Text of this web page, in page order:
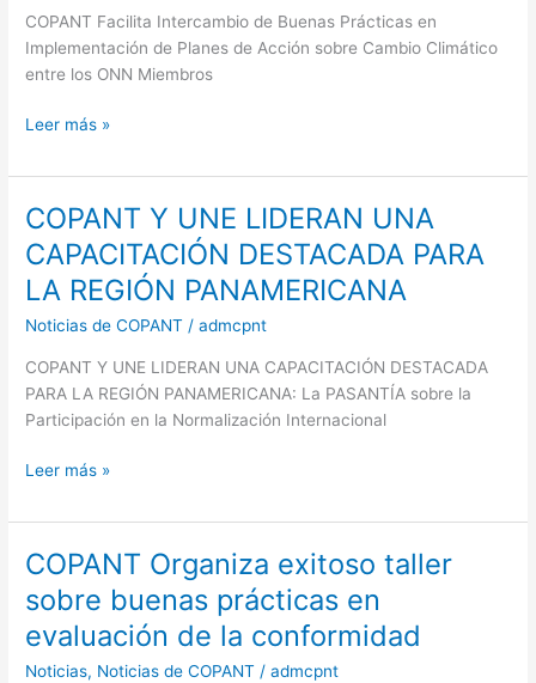
COPANT Facilita Intercambio de Buenas Prácticas en
Implementación de Planes de Acción sobre Cambio Climático
entre los ONN Miembros
de
Acción
sobre
Climático
Leer más »
COPANT Y UNE LIDERAN UNA
CAPACITACIÓN DESTACADA PARA
LA REGIÓN PANAMERICANA
Noticias de COPANT /admcpnt
COPANT Y UNE LIDERAN UNA CAPACITACIÓN DESTACADA
PARA LA REGIÓN PANAMERICANA: La PASANTÍA sobre la
Participación en la Normalización Internacional
COPANT
Y
UNE
LIDERAN
UNA
DESTACADA
PARA
LA
PANAMERICANA
Leer más »
COPANT Organiza exitoso taller
sobre buenas prácticas en
evaluación de la conformidad
Noticias, Noticias de COPANT /admcpnt
COPANT
Organiza
exitoso
taller
sobre